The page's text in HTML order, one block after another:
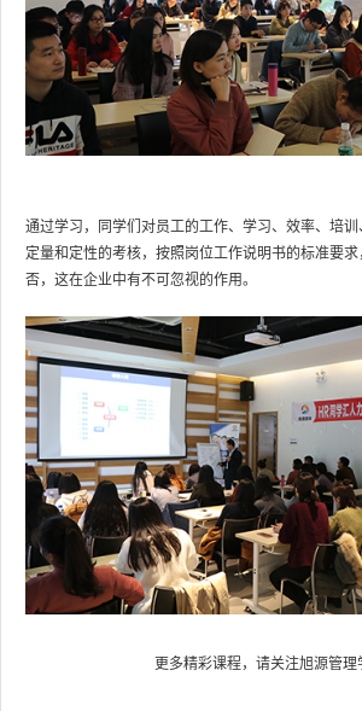
通过学习，同学们对员工的工作、学习、效率、培
定量和定性的考核，按照岗位工作说明书的标准要
否，这在企业中有不可忽视的作用。
更多精彩课程，请关注旭源管理